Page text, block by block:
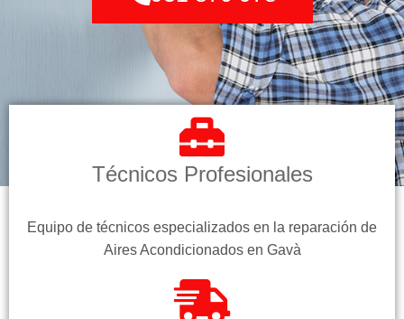
Técnicos Profesionales
Equipo de técnicos especializados en la reparación de
Aires Acondicionados en Gavà